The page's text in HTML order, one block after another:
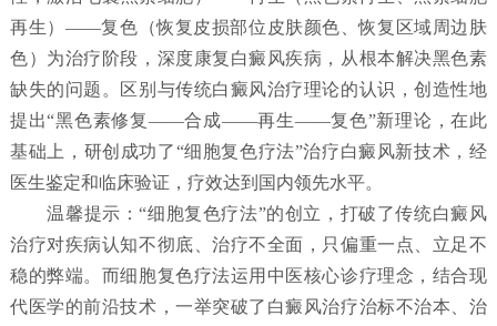
再生）——复色（恢复皮损部位皮肤颜色、恢复区域周边肤
色）为治疗阶段，深度康复白癜风疾病，从根本解决黑色素
缺失的问题。区别与传统白癜风治疗理论的认识，创造性地
提出“黑色素修复——合成——再生——复色”新理论，在此
基础上，研创成功了“细胞复色疗法”治疗白癜风新技术，经
医生鉴定和临床验证，疗效达到国内领先水平。
温馨提示：“细胞复色疗法”的创立，打破了传统白癜风
治疗对疾病认知不彻底、治疗不全面，只偏重一点、立足不
稳的弊端。而细胞复色疗法运用中医核心诊疗理念，结合现
代医学的前沿技术，一举突破了白癜风治疗治标不治本、治